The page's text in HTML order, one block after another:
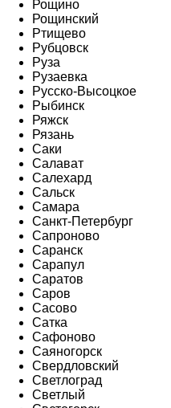
Рощино
Рощинский
Ртищево
Рубцовск
Руза
Рузаевка
Русско-Высоцкое
Рыбинск
Ряжск
Рязань
Саки
Салават
Салехард
Сальск
Самара
Санкт-Петербург
Сапроново
Саранск
Сарапул
Саратов
Саров
Сасово
Сатка
Сафоново
Саяногорск
Свердловский
Светлоград
Светлый